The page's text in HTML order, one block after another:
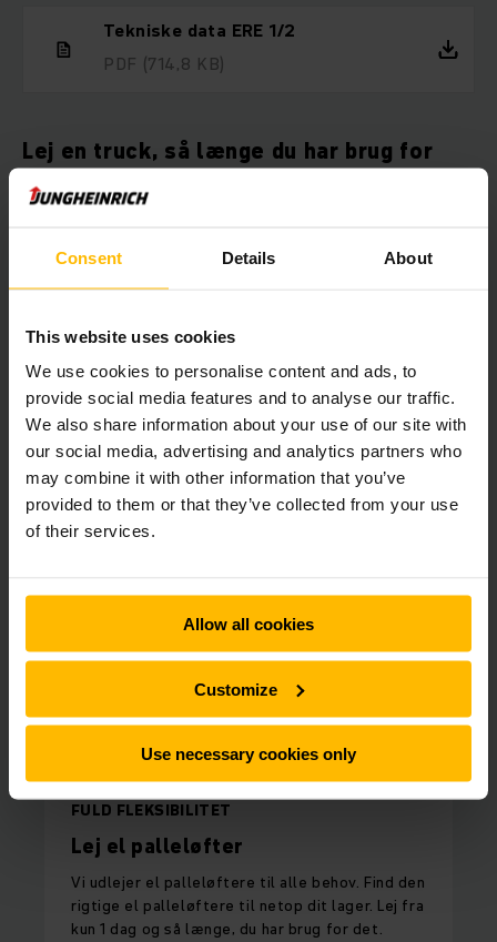
Consent Details About
This website uses cookies
We use cookies to personalise content and ads, to
provide social media features and to analyse our traffic.
We also share information about your use of our site with
our social media, advertising and analytics partners who
may combine it with other information that you’ve
provided to them or that they’ve collected from your use
of their services.
Allow all cookies
Customize
Use necessary cookies only
Tekniske data ERE 1/2
PDF (714,8 KB)
Lej en truck, så længe du har brug for
det
sted. Vi udlejer trucks til alle formål. Vores brede
lejevilkår.
Her kan du vælge, hvilken truck du
vil leje, direkte online
FULD FLEKSIBILITET
Lej el palleløfter
Vi udlejer el palleløftere til alle behov. Find den
rigtige el palleløftere til netop dit lager. Lej fra
kun 1 dag og så længe, du har brug for det.